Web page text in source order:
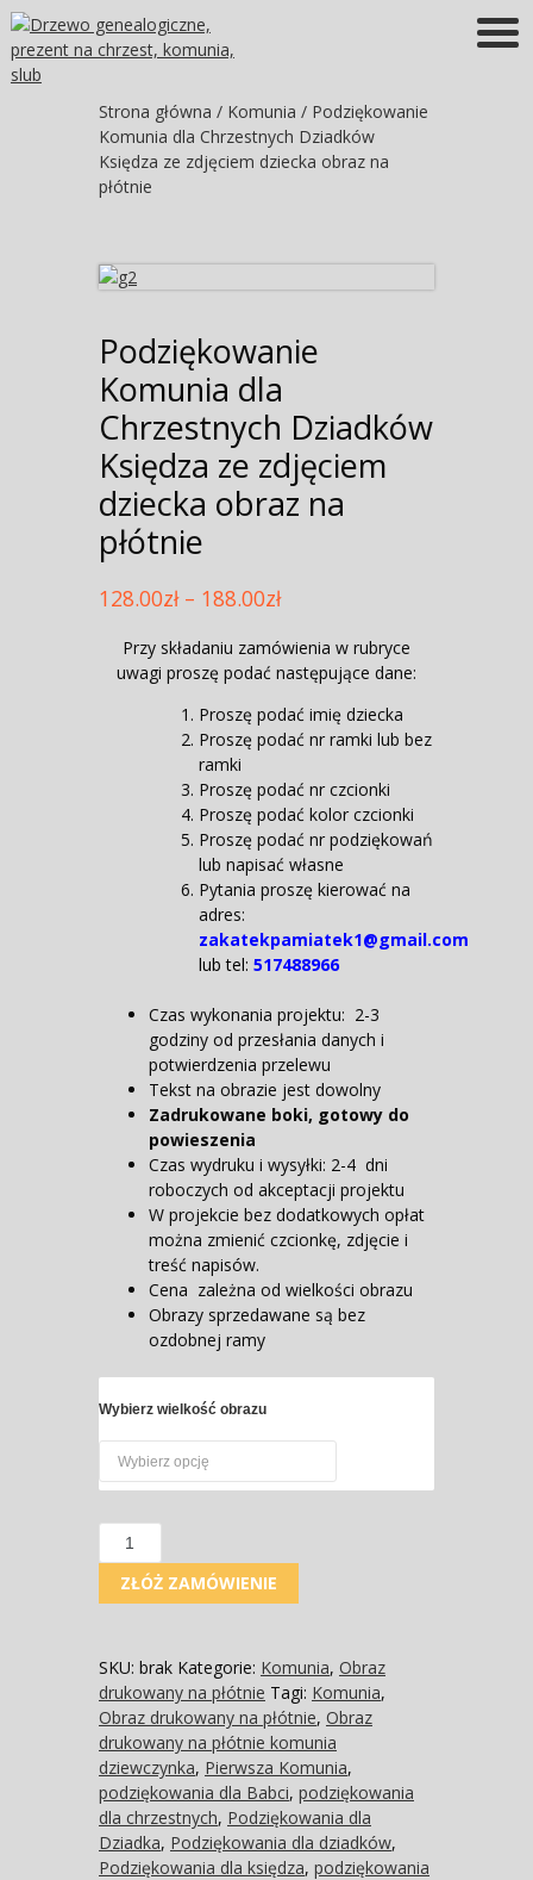
Strona główna / Komunia / Podziękowanie
Komunia dla Chrzestnych Dziadków
Księdza ze zdjęciem dziecka obraz na
płótnie
Podziękowanie
Komunia dla
Chrzestnych Dziadków
Księdza ze zdjęciem
dziecka obraz na
płótnie
128.00zł– 188.00zł
Przy składaniu zamówienia w rubryce
uwagi proszę podać następujące dane:
Proszę podać imię dziecka
Proszę podać nr ramki lub bez
ramki
Proszę podać nr czcionki
Proszę podać kolor czcionki
Proszę podać nr podziękowań
lub napisać własne
Pytania proszę kierować na
adres:
zakatekpamiatek1@gmail.com
lub tel: 517488966
Czas wykonania projektu: 2-3
godziny od przesłania danych i
potwierdzenia przelewu
Tekst na obrazie jest dowolny
Zadrukowane boki, gotowy do
powieszenia
Czas wydruku i wysyłki: 2-4 dni
roboczych od akceptacji projektu
W projekcie bez dodatkowych opłat
można zmienić czcionkę, zdjęcie i
treść napisów.
Cena zależna od wielkości obrazu
Obrazy sprzedawane są bez
ozdobnej ramy
Wybierz wielkość obrazu
Ilość
ZŁÓŻ ZAMÓWIENIE
SKU: brak Kategorie: Komunia, Obraz
drukowany na płótnie Tagi: Komunia,
Obraz drukowany na płótnie, Obraz
drukowany na płótnie komunia
dziewczynka, Pierwsza Komunia,
podziękowania dla Babci, podziękowania
dla chrzestnych, Podziękowania dla
Dziadka, Podziękowania dla dziadków,
Podziękowania dla księdza, podziękowania